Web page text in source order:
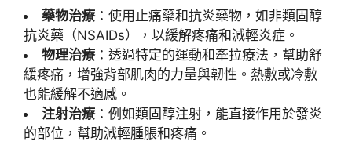
藥物治療：使用止痛藥和抗炎藥物，如非類固醇
抗炎藥（NSAIDs），以緩解疼痛和減輕炎症。
物理治療：透過特定的運動和牽拉療法，幫助舒
緩疼痛，增強背部肌肉的力量與韌性。熱敷或冷敷
也能緩解不適感。
注射治療：例如類固醇注射，能直接作用於發炎
的部位，幫助減輕腫脹和疼痛。